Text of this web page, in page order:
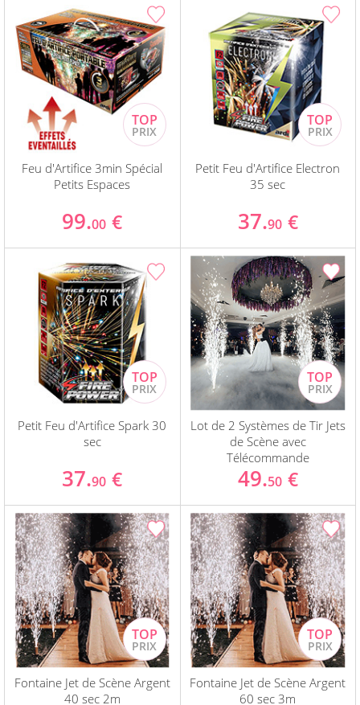
Feu d'Artifice 3min Spécial
Petits Espaces
99.00 €
Petit Feu d'Artifice Electron
35 sec
37.90 €
Petit Feu d'Artifice Spark 30
sec
37.90 €
Lot de 2 Systèmes de Tir Jets
de Scène avec
Télécommande
49.50 €
Fontaine Jet de Scène Argent
40 sec 2m
Fontaine Jet de Scène Argent
60 sec 3m